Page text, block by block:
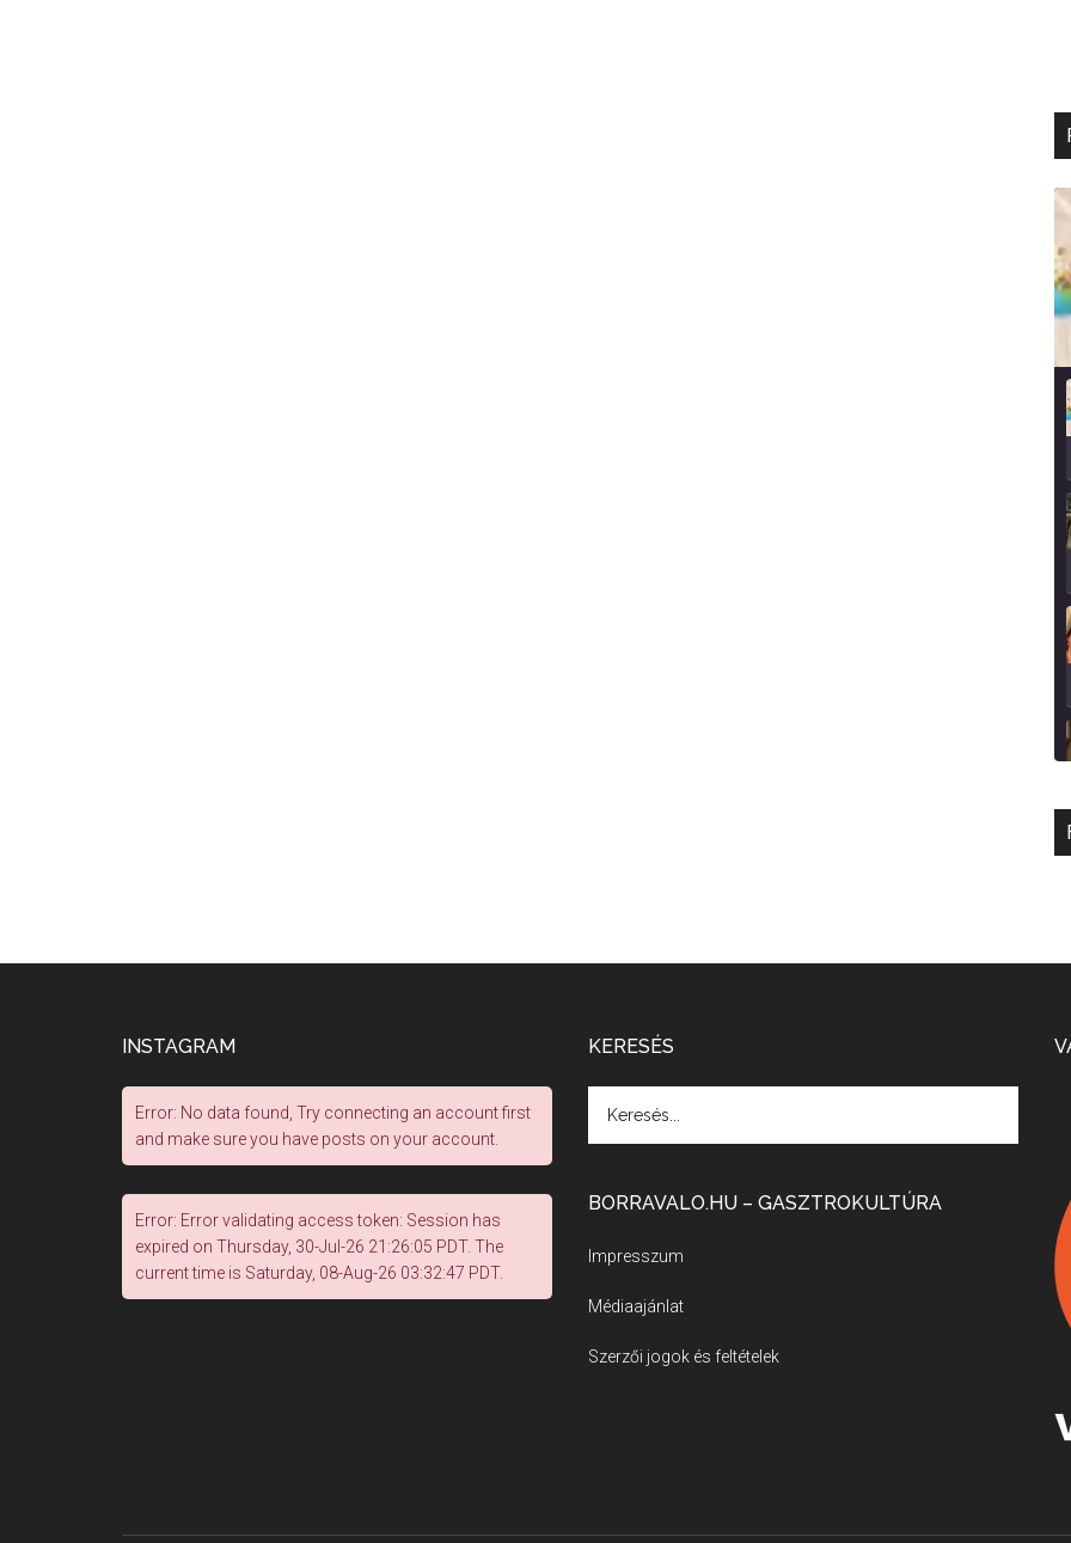
INSTAGRAM
Error: No data found, Try connecting an account first
and make sure you have posts on your account.
Error: Error validating access token: Session has
expired on Thursday, 30-Jul-26 21:26:05 PDT. The
current time is Saturday, 08-Aug-26 03:32:47 PDT.
KERESÉS
BORRAVALO.HU – GASZTROKULTÚRA
Impresszum
Médiaajánlat
Szerzői jogok és feltételek